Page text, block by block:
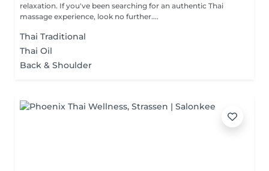
relaxation. If you've been searching for an authentic Thai
massage experience, look no further....
Thai Traditional
Thai Oil
Back & Shoulder